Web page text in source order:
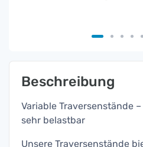
Beschreibung
Variable Traversenstände
sehr belastbar
Unsere Traversenstände